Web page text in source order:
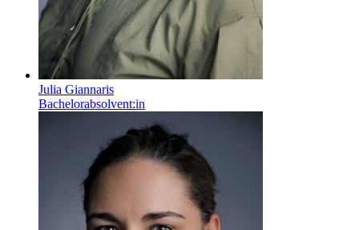
Julia Giannaris
Bachelorabsolvent:in